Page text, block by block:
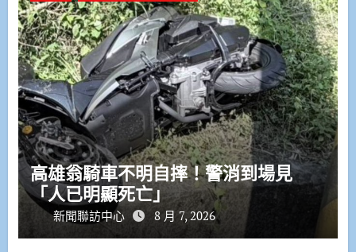
高雄翁騎車不明自摔！警消到場見
「人已明顯死亡」
新聞聯訪中心 8 月 7, 2026